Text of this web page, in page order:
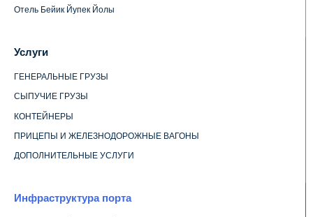
Отель Бейик Йупек Йолы
Услуги
ГЕНЕРАЛЬНЫЕ ГРУЗЫ
СЫПУЧИЕ ГРУЗЫ
КОНТЕЙНЕРЫ
ПРИЦЕПЫ И ЖЕЛЕЗНОДОРОЖНЫЕ ВАГОНЫ
ДОПОЛНИТЕЛЬНЫЕ УСЛУГИ
Инфраструктура порта